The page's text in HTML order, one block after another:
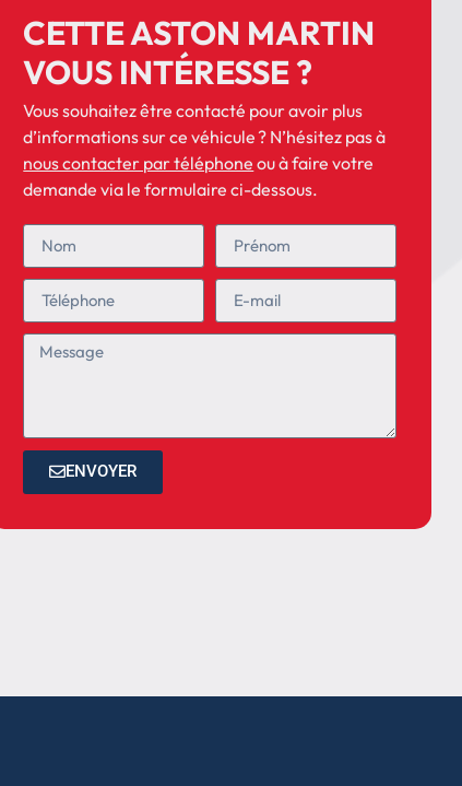
CETTE ASTON MARTIN
VOUS INTÉRESSE ?
Vous souhaitez être contacté pour avoir plus
d’informations sur ce véhicule ? N’hésitez pas à
nous contacter par téléphone ou à faire votre
demande via le formulaire ci-dessous.
ENVOYER